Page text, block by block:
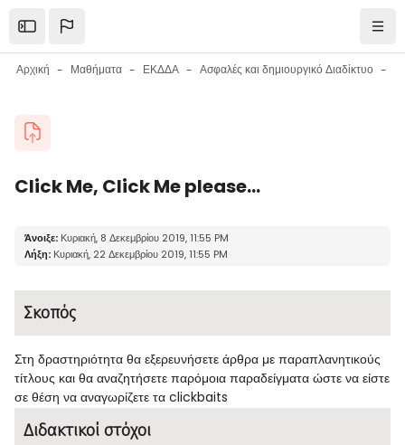
Open the sidebar
Αρχική Μαθήματα ΕΚΔΔΑ Ασφαλές και δημιουργικό Διαδίκτυο
Μπλοκ
Click Me, Click Me please...
Μπλοκ
Απαιτήσεις ολοκλήρωσης
Άνοιξε: Κυριακή, 8 Δεκεμβρίου 2019, 11:55 PM
Λήξη: Κυριακή, 22 Δεκεμβρίου 2019, 11:55 PM
Σκοπός
Στη δραστηριότητα θα εξερευνήσετε άρθρα με παραπλανητικούς
τίτλους και θα αναζητήσετε παρόμοια παραδείγματα ώστε να είστε
σε θέση να αναγωρίζετε τα clickbaits
Διδακτικοί στόχοι